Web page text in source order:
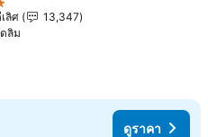
ลิศ
13,347
ลิม
ดูราคา